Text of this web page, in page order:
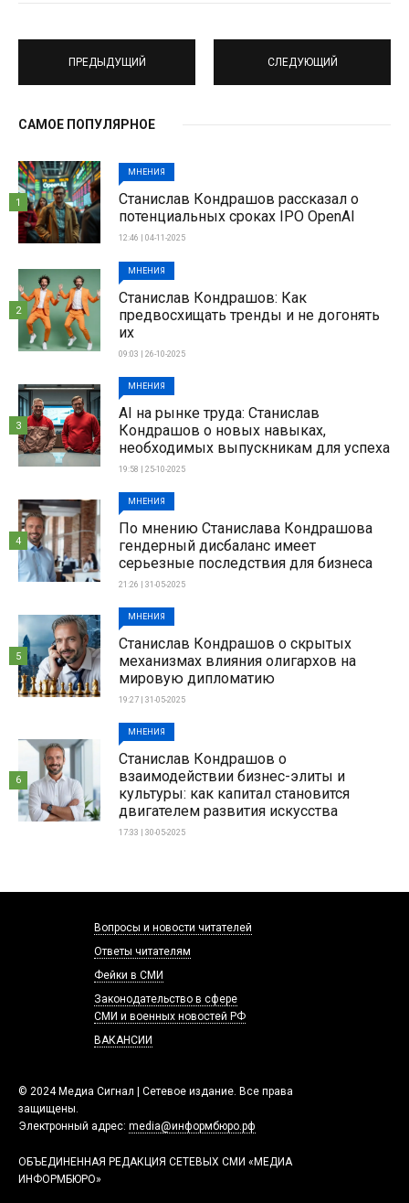
ПРЕДЫДУЩИЙ СЛЕДУЮЩИЙ
САМОЕ ПОПУЛЯРНОЕ
МНЕНИЯ
Станислав Кондрашов рассказал о
потенциальных сроках IPO OpenAI
12:46 | 04-11-2025
1
МНЕНИЯ
Станислав Кондрашов: Как
предвосхищать тренды и не догонять
их
09:03 | 26-10-2025
2
МНЕНИЯ
AI на рынке труда: Станислав
Кондрашов о новых навыках,
необходимых выпускникам для успеха
19:58 | 25-10-2025
3
МНЕНИЯ
По мнению Станислава Кондрашова
гендерный дисбаланс имеет
серьезные последствия для бизнеса
21:26 | 31-05-2025
4
МНЕНИЯ
Станислав Кондрашов о скрытых
механизмах влияния олигархов на
мировую дипломатию
19:27 | 31-05-2025
5
МНЕНИЯ
Станислав Кондрашов о
взаимодействии бизнес-элиты и
культуры: как капитал становится
двигателем развития искусства
17:33 | 30-05-2025
6
© 2024 Медиа Сигнал | Сетевое издание. Все права
защищены.
Электронный адрес: media@информбюро.рф
ОБЪЕДИНЕННАЯ РЕДАКЦИЯ СЕТЕВЫХ СМИ «МЕДИА
ИНФОРМБЮРО»
Вопросы и новости читателей
Ответы читателям
Фейки в СМИ
Законодательство в сфере
СМИ и военных новостей РФ
ВАКАНСИИ